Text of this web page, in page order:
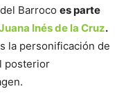
Barroco es parte
Inés de la Cruz.
la personificación de
posterior